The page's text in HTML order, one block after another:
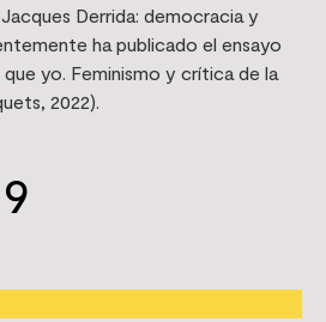
Derrida: democracia y
ha publicado el ensayo
yo. Feminismo y crítica de la
2022).